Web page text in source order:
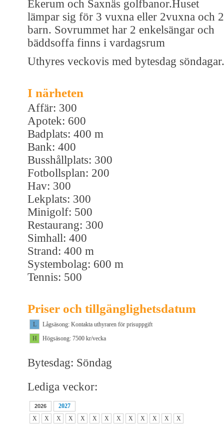
Ekerum och Saxnäs golfbanor.Huset
lämpar sig för 3 vuxna eller 2vuxna och 2
barn. Sovrummet har 2 enkelsängar och
bäddsoffa finns i vardagsrum
Uthyres veckovis med bytesdag söndagar.
I närheten
Affär: 300
Apotek: 600
Badplats: 400 m
Bank: 400
Busshållplats: 300
Fotbollsplan: 200
Hav: 300
Lekplats: 300
Minigolf: 500
Restaurang: 300
Simhall: 400
Strand: 400 m
Systembolag: 600 m
Tennis: 500
Priser och tillgänglighetsdatum
L
Lågsäsong: Kontakta uthyraren för prisuppgift
H
Högsäsong: 7500 kr/vecka
Bytesdag: Söndag
Lediga veckor:
2026
2027
X
X X X X X X X X X X X
X